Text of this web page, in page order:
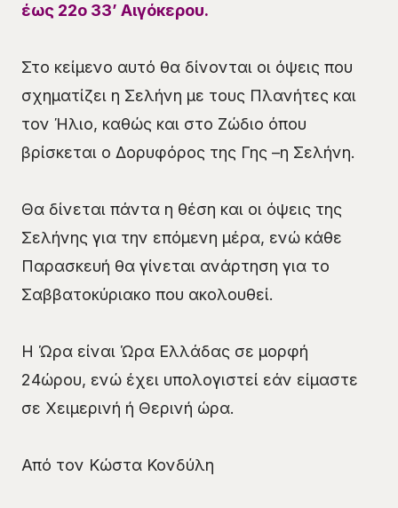
έως 22ο 33’ Αιγόκερου.
Στο κείμενο αυτό θα δίνονται οι όψεις που
σχηματίζει η Σελήνη με τους Πλανήτες και
τον Ήλιο, καθώς και στο Ζώδιο όπου
βρίσκεται ο Δορυφόρος της Γης –η Σελήνη.
Θα δίνεται πάντα η θέση και οι όψεις της
Σελήνης για την επόμενη μέρα, ενώ κάθε
Παρασκευή θα γίνεται ανάρτηση για το
Σαββατοκύριακο που ακολουθεί.
Η Ώρα είναι Ώρα Ελλάδας σε μορφή
24ώρου, ενώ έχει υπολογιστεί εάν είμαστε
σε Χειμερινή ή Θερινή ώρα.
Από τον Κώστα Κονδύλη